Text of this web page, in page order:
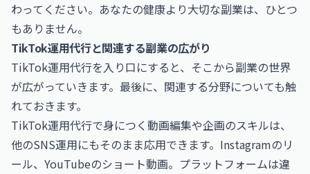
わってください。あなたの健康より大切な副業は、ひとつ
もありません。
TikTok運用代行と関連する副業の広がり
TikTok運用代行を入り口にすると、そこから副業の世界
が広がっていきます。最後に、関連する分野についても触
れておきます。
TikTok運用代行で身につく動画編集や企画のスキルは、
他のSNS運用にもそのまま応用できます。Instagramのリ
ール、YouTubeのショート動画。プラットフォームは違